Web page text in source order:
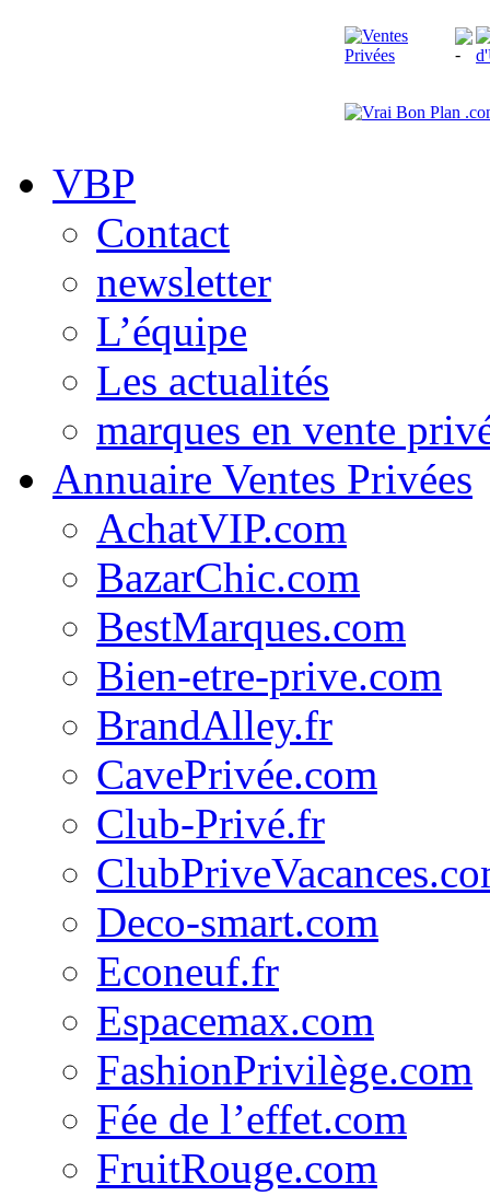
VBP
Contact
newsletter
L’équipe
Les actualités
marques en vente
Annuaire Ventes Privées
AchatVIP.com
BazarChic.com
BestMarques.com
Bien-etre-prive.com
BrandAlley.fr
CavePrivée.com
Club-Privé.fr
Deco-smart.com
Econeuf.fr
Espacemax.com
FashionPrivilège.com
Fée de l’effet.com
FruitRouge.com